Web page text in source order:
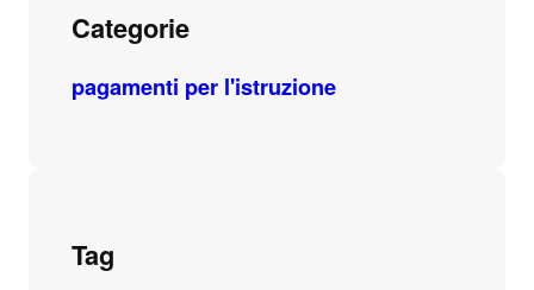
Categorie
pagamenti per l'istruzione
Tag